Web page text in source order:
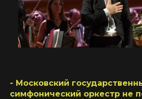
- Московский
симфонический оркестр не